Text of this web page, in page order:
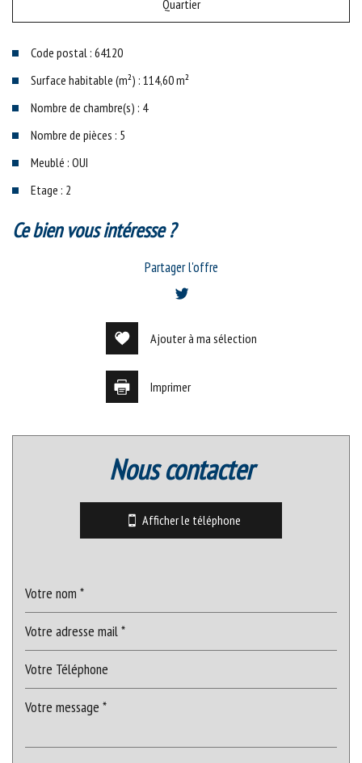
Quartier
Code postal : 64120
Surface habitable (m²) : 114,60 m²
Nombre de chambre(s) : 4
Nombre de pièces : 5
Meublé : OUI
Etage : 2
la ville de saint-palais (64120)
Leaflet|©
statistiques
Nombre d'habitants
Taxe habitation
15,15 %
Taxe foncière
ce bien vous intéresse ?
Partager l'offre
Ajouter à ma sélection
Imprimer
nous contacter
Afficher le téléphone